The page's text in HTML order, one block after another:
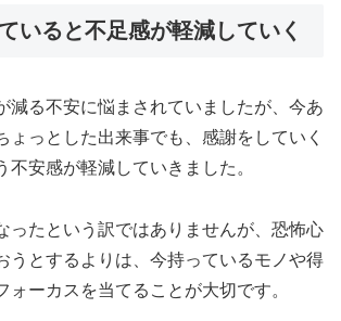
いると不足感が軽減していく
減る不安に悩まされていましたが、今あ
ょっとした出来事でも、感謝をしていく
不安感が軽減していきました。
ったという訳ではありませんが、恐怖心
うとするよりは、今持っているモノや得
ォーカスを当てることが大切です。